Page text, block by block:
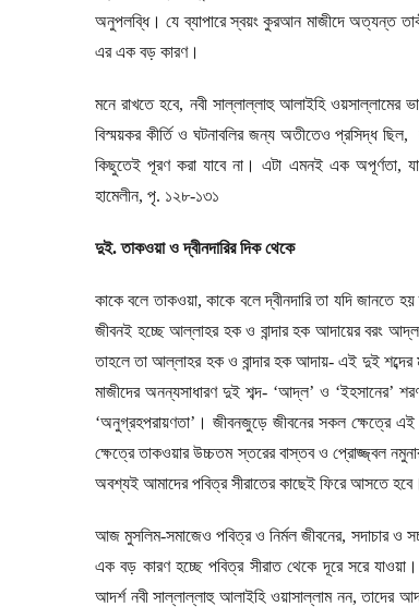
অনুপলব্ধি। যে ব্যাপারে স্বয়ং কুরআন মাজীদে অত্যন্ত
এর এক বড় কারণ।
মনে রাখতে হবে, নবী সাল্লাল্লাহু আলাইহি ওয়সাল্লামের
বিস্ময়কর কীর্তি ও ঘটনাবলির জন্য অতীতেও প্রসিদ্ধ ছিল,
কিছুতেই পূরণ করা যাবে না। এটা এমনই এক অপূর্ণতা,
হামেলীন, পৃ. ১২৮-১৩১
দুই. তাকওয়া ও দ্বীনদারির দিক থেকে
কাকে বলে তাকওয়া,কাকে বলে দ্বীনদারি তা যদি জানতে
জীবনই হচ্ছে আল্লাহর হক ও বান্দার হক আদায়ের বরং আদ্ল
তাহলে তা আল্লাহর হক ও বান্দার হক আদায়- এই দুই
মাজীদের অনন্যসাধারণ দুই শব্দ- ‘আদ্ল’ ও ‘ইহসানের’
‘অনুগ্রহপরায়ণতা’। জীবনজুড়ে জীবনের সকল ক্ষেত্রে
ক্ষেত্রে তাকওয়ার উচ্চতম স্তরের বাস্তব ও প্রোজ্জ্বল
অবশ্যই আমাদের পবিত্র সীরাতের কাছেই ফিরে আসতে হবে।
আজ মুসলিম-সমাজেও পবিত্র ও নির্মল জীবনের, সদাচার ও
এক বড় কারণ হচ্ছে পবিত্র সীরাত থেকে দূরে সরে
আদর্শ নবী সাল্লাল্লাহু আলাইহি ওয়াসাল্লাম নন,তাদের